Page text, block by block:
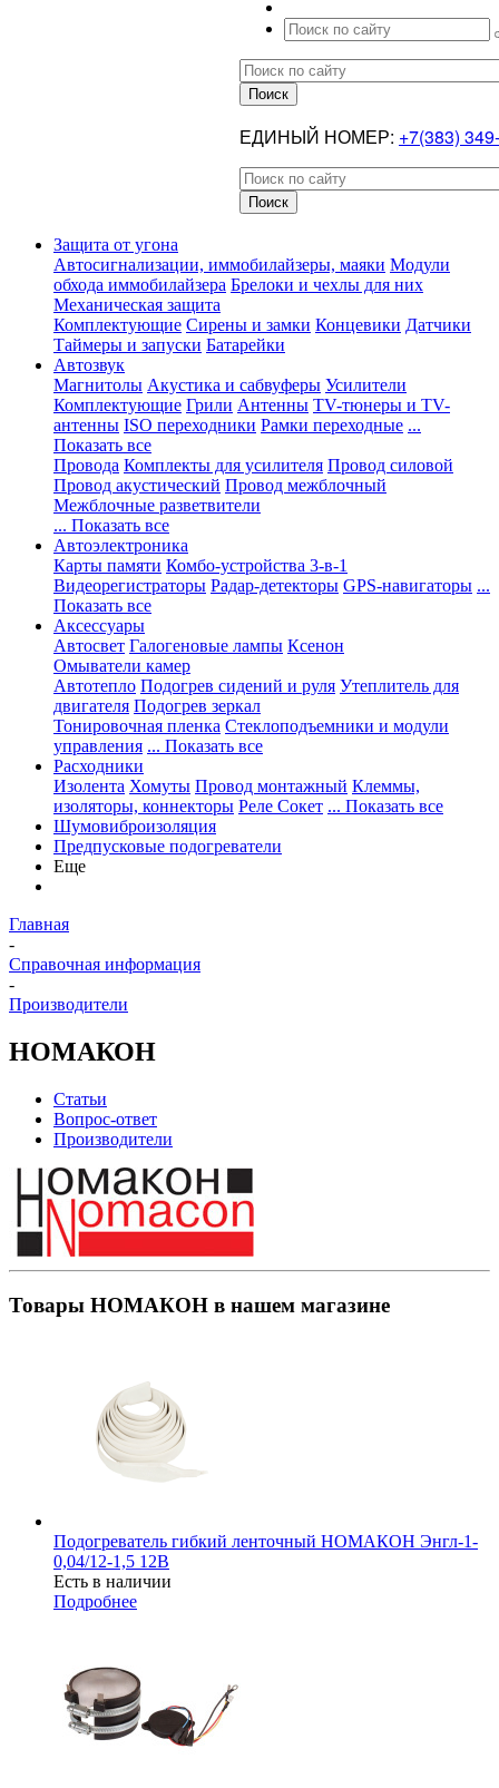
ЕДИНЫЙ НОМЕР: +7(383)
Защита от угона
Автосигнализации, иммобилайзеры, маяки Модули
обхода иммобилайзера Брелоки и чехлы для них
Механическая защита
Комплектующие Сирены и замки Концевики Датчики
Таймеры и запуски Батарейки
Автозвук
Магнитолы Акустика и сабвуферы Усилители
Комплектующие Грили Антенны TV-тюнеры и TV-
антенны ISO переходники Рамки переходные ...
Показать все
Провода Комплекты для усилителя Провод силовой
Провод акустический Провод межблочный
Межблочные разветвители
... Показать все
Автоэлектроника
Карты памяти Комбо-устройства 3-в-1
Видеорегистраторы Радар-детекторы GPS-навигаторы ...
Показать все
Аксессуары
Автосвет Галогеновые лампы Ксенон
Омыватели камер
Автотепло Подогрев сидений и руля Утеплитель для
двигателя Подогрев зеркал
Тонировочная пленка Стеклоподъемники и модули
управления ... Показать все
Расходники
Изолента Хомуты Провод монтажный Клеммы,
изоляторы, коннекторы Реле Сокет ... Показать все
Шумовиброизоляция
Предпусковые подогреватели
Еще
Главная
-
Справочная информация
-
Производители
НОМАКОН
Статьи
Вопрос-ответ
Производители
Товары НОМАКОН в нашем магазине
Подогреватель гибкий ленточный НОМАКОН Энгл-1-
0,04/12-1,5 12В
Есть в наличии
Подробнее